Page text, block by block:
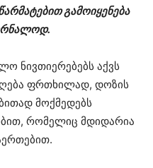
გამოიყენება
ნივთიერებებს აქვს
ფრთხილად, დოზის
მოქმედებს
რომელიც მდიდარია